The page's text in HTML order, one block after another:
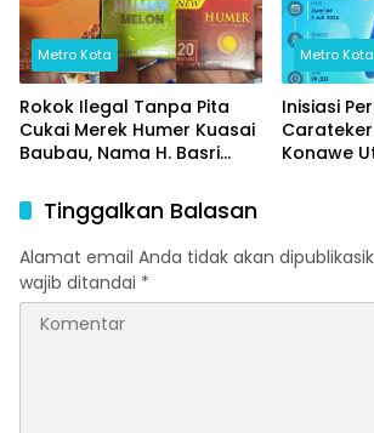
Metro Kota
Rokok Ilegal Tanpa Pita
Cukai Merek Humer Kuasai
Baubau, Nama H. Basri
Hukum Bertidak Tegas
Metro Kota
Inisiasi
Carateker
Konawe
Tinggalkan Balasan
Alamat email Anda tidak akan
wajib ditandai *